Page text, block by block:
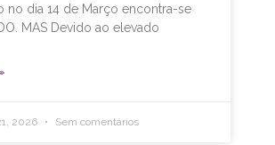
no dia 14 de Março encontra-se
MAS Devido ao elevado
2026 Sem comentários